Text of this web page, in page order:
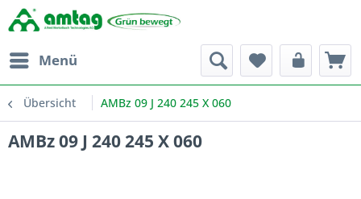
Menü
Übersicht AMBz 09 J 240 245 X 060
AMBz 09 J 240 245 X 060